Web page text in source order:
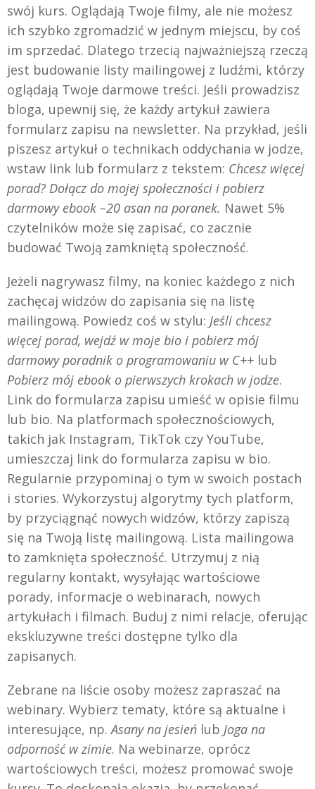
swój kurs. Oglądają Twoje filmy, ale nie możesz
ich szybko zgromadzić w jednym miejscu, by coś
im sprzedać. Dlatego trzecią najważniejszą rzeczą
jest budowanie listy mailingowej z ludźmi, którzy
oglądają Twoje darmowe treści. Jeśli prowadzisz
bloga, upewnij się, że każdy artykuł zawiera
formularz zapisu na newsletter. Na przykład, jeśli
piszesz artykuł o technikach oddychania w jodze,
wstaw link lub formularz z tekstem: Chcesz więcej
porad? Dołącz do mojej społeczności i pobierz
darmowy ebook –20 asan na poranek. Nawet 5%
czytelników może się zapisać, co zacznie
budować Twoją zamkniętą społeczność.
Jeżeli nagrywasz filmy, na koniec każdego z nich
zachęcaj widzów do zapisania się na listę
mailingową. Powiedz coś w stylu: Jeśli chcesz
więcej porad, wejdź w moje bio i pobierz mój
darmowy poradnik o programowaniu w C++ lub
Pobierz mój ebook o pierwszych krokach w jodze.
Link do formularza zapisu umieść w opisie filmu
lub bio. Na platformach społecznościowych,
takich jak Instagram, TikTok czy YouTube,
umieszczaj link do formularza zapisu w bio.
Regularnie przypominaj o tym w swoich postach
i stories. Wykorzystuj algorytmy tych platform,
by przyciągnąć nowych widzów, którzy zapiszą
się na Twoją listę mailingową. Lista mailingowa
to zamknięta społeczność. Utrzymuj z nią
regularny kontakt, wysyłając wartościowe
porady, informacje o webinarach, nowych
artykułach i filmach. Buduj z nimi relacje, oferując
ekskluzywne treści dostępne tylko dla
zapisanych.
Zebrane na liście osoby możesz zapraszać na
webinary. Wybierz tematy, które są aktualne i
interesujące, np.Asany na jesień lub Joga na
odporność w zimie. Na webinarze, oprócz
wartościowych treści, możesz promować swoje